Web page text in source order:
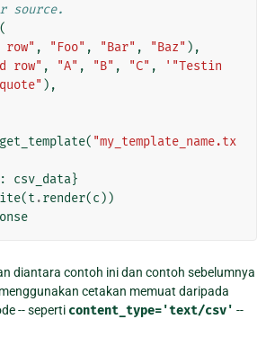
source.
(
, "Foo" , "Bar" , "Baz" ),
row" , "A" , "B" , "C" ,
'"Testin
),
get_template( "my_template_name.tx
: csv_data}
(t .render(c ))
diantara contoh ini dan contoh sebelumnya
cetakan memuat daripada
-- seperti content_type='text/csv' --